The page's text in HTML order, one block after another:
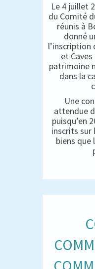
Le 4 juillet
du Comité
réunis à
donné
l’inscription
et
patrimoine
dans la
Une
attendue
puisqu’en
inscrits sur
biens que